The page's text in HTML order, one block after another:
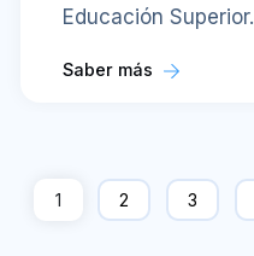
Educación Superior.
Saber más
1 2 3